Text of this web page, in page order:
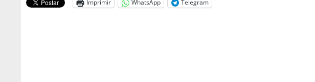
Imprimir WhatsApp Telegram